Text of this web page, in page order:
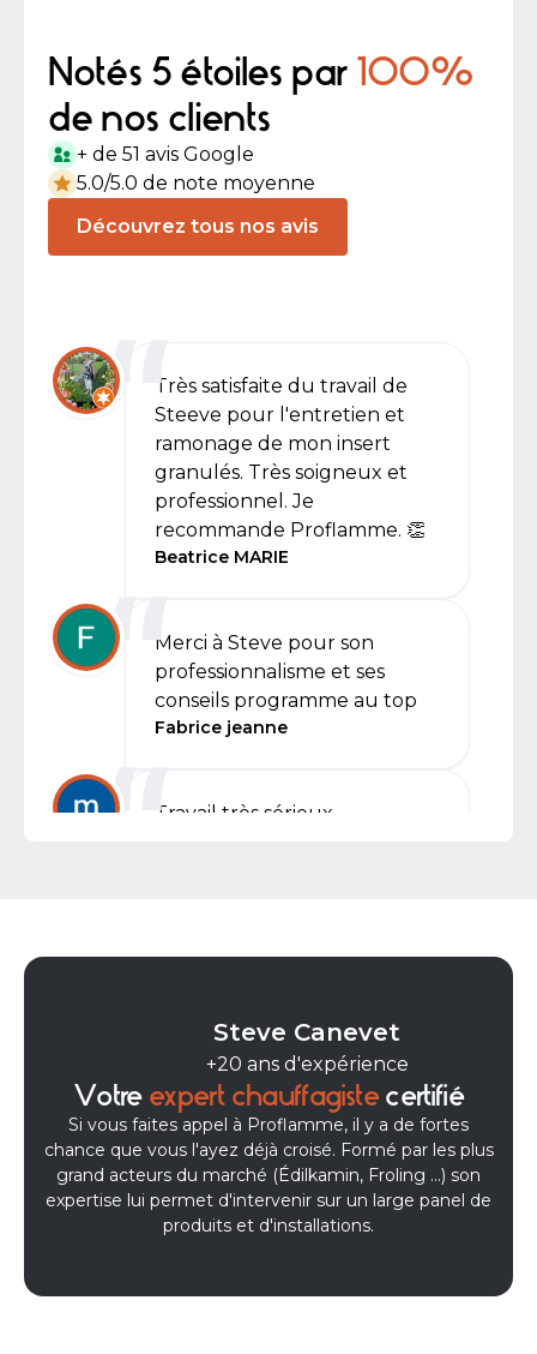
Notés 5 étoiles par 100%
de nos clients
+ de 51 avis Google
5.0/5.0 de note moyenne
Découvrez tous nos avis
Très satisfaite du travail de
Steeve pour l'entretien et
ramonage de mon insert
granulés. Très soigneux et
professionnel. Je
recommande Proflamme. 👏
Beatrice MARIE
Merci à Steve pour son
professionnalisme et ses
conseils programme au top
Fabrice jeanne
Travail très sérieux
fois et toujours très contente
du travail effectué, le
technicien est très
compétent et répond à
toutes les questions. Je
recommande
Isabelle Corvée
Très satisfait de la prestation
Steve Canevet
+20 ans d'expérience
Votre expert chauffagistecertifié
Si vous faites appel à Proflamme, il y a de fortes
chance que vous l'ayez déjà croisé. Formé par les plus
grand acteurs du marché (Édilkamin, Froling ...) son
expertise lui permet d'intervenir sur un large panel de
produits et d'installations.